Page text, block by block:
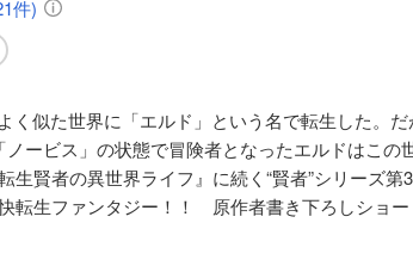
件)
似た世界に「エルド」という名で転生した。
ビス」の状態で冒険者となったエルドはこの
賢者の異世界ライフ』に続く“賢者”シリーズ第
生ファンタジー！！ 原作者書き下ろしショー